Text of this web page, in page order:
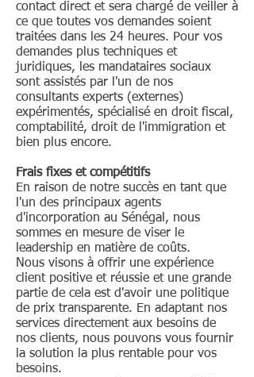
(extraordinaire) (et il en est de
même pour toute décision de
réduction du capital social). Le
processus est assez similaire à
celui de la constitution car au
moins le quart du montant des
actions doit être payé à la suite
duquel une déclaration notariée
Une SA devant avoir un capital
minimum de 10 millions de FCFA
(et 100 millions de FCFA si elle
envisage de faire appel public à
l'épargne), toute réduction de son
capital social ne peut se traduire
par un capital inférieur à ce
montant. Aux termes de l'Acte
Uniforme, une SA ne peut acheter
ses propres actions directement ou
par l'intermédiaire d'un tiers.
contact direct et sera chargé de veiller à
ce que toutes vos demandes soient
traitées dans les 24 heures. Pour vos
demandes plus techniques et
juridiques, les mandataires sociaux
sont assistés par l'un de nos
consultants experts (externes)
expérimentés, spécialisé en droit fiscal,
comptabilité, droit de l'immigration et
bien plus encore.
Frais fixes et compétitifs
En raison de notre succès en tant que
l'un des principaux agents
d'incorporation au Sénégal, nous
sommes en mesure de viser le
leadership en matière de coûts.
Nous visons à offrir une expérience
client positive et réussie et une grande
partie de cela est d'avoir une politique
de prix transparente. En adaptant nos
services directement aux besoins de
nos clients, nous pouvons vous fournir
la solution la plus rentable pour vos
besoins.